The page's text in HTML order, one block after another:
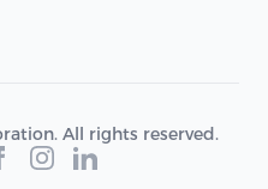
All rights reserved.